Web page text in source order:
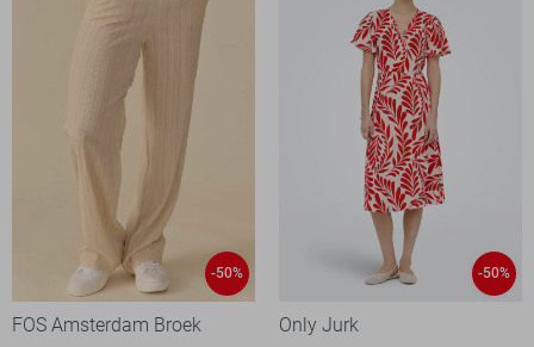
-50%
FOS Amsterdam Broek
-50%
Only Jurk